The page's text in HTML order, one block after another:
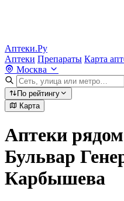
Аптеки.Ру
Аптеки Препараты Карта
Москва
По рейтингу
Карта
Аптеки
Бульвар
Карбышева